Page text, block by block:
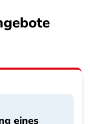
eines